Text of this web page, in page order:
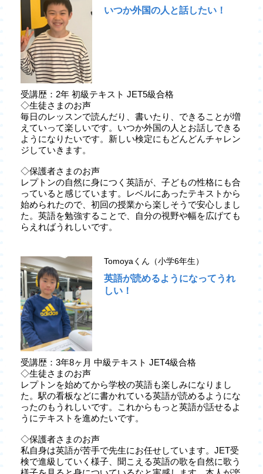
いつか外国の人と話したい！
受講歴：2年 初級テキスト JET5級合格
◇生徒さまのお声
毎日のレッスンで読んだり、書いたり、できることが増
えていって楽しいです。いつか外国の人とお話しできる
ようになりたいです。新しい検定にもどんどんチャレン
ジしていきます。
◇保護者さまのお声
レプトンの自然に身につく英語が、子どもの性格にも合
っていると感じています。レベルにあったテキストから
始められたので、初回の授業から楽しそうで安心しまし
た。英語を勉強することで、自分の視野や幅を広げても
らえればうれしいです。
Tomoyaくん（小学6年生）
英語が読めるようになってうれ
しい！
受講歴：3年8ヶ月 中級テキスト JET4級合格
◇生徒さまのお声
レプトンを始めてから学校の英語も楽しみになりまし
た。駅の看板などに書かれている英語が読めるようにな
ったのもうれしいです。これからもっと英語が話せるよ
うにテキストを進めたいです。
◇保護者さまのお声
私自身は英語が苦手で先生にお任せしています。JET受
検で進級していく様子、聞こえる英語の歌を自然に歌う